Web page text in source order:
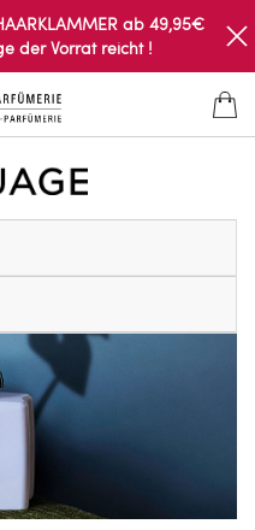
ab 49,95€
der Vorrat reicht !